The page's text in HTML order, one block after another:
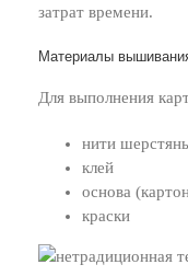
затрат времени.
Материалы
Для выполнения
нити
клей
основа
краски